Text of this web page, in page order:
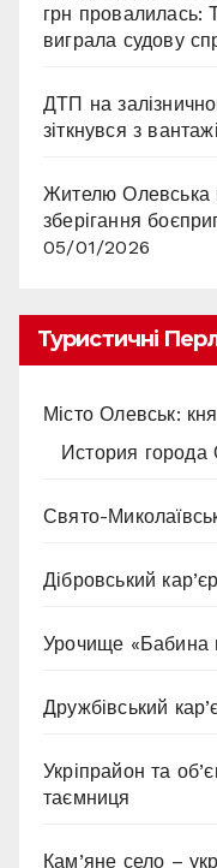
грн провалилась:
виграла судову
ДТП на
зіткнувся з
Жителю Олевська
зберігання
05/01/2026
Туристичні
Місто Олевськ:
История города
Свято-
Дібровський
Урочище «Бабина
Дружбівський
Укріпрайон та
таємниця
Кам’яне село –